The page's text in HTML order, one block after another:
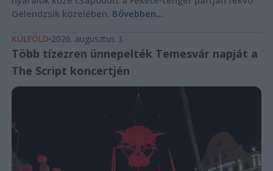
Gelendzsik közelében. Bővebben...
KÜLFÖLD 2026. augusztus 3.
Több tízezren ünnepelték Temesvár napját a
The Script koncertjén